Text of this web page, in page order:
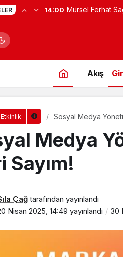
0:23 Yapay Zekaya
Akış
Etkinlik Sosyal Medya
Medya
Sayım!
Çağ tarafından yayınlandı
Nisan 2025, 14:49 yayınlandı 30